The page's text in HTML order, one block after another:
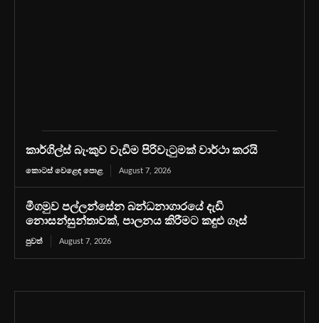
කාර්ගිල්ස් බැංකුව වැඩිම පිරිවැටුමක් වාර්ථා කරයි
කොටස් වෙළෙඳ පොළ August 7, 2026
මීගමුව පල්ලන්සේන බන්ධනාගාරයේ දැඩි
නොසන්සුන්තාවක්, පාලනය කිරීමට කඳුළු ගෑස්
පුවත් August 7, 2026